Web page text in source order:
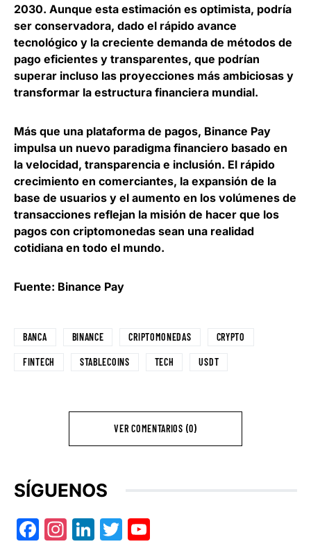
2030. Aunque esta estimación es optimista, podría
ser conservadora, dado el rápido avance
tecnológico y la creciente demanda de métodos de
pago eficientes y transparentes, que podrían
superar incluso las proyecciones más ambiciosas y
transformar la estructura financiera mundial.
Más que una plataforma de pagos, Binance Pay
impulsa un nuevo paradigma financiero basado en
la velocidad, transparencia e inclusión. El rápido
crecimiento en comerciantes, la expansión de la
base de usuarios y el aumento en los volúmenes de
transacciones reflejan la misión de hacer que los
pagos con criptomonedas sean una realidad
cotidiana en todo el mundo.
Fuente: Binance Pay
BANCA BINANCE CRIPTOMONEDAS CRYPTO
FINTECH STABLECOINS TECH USDT
VER COMENTARIOS (0)
SÍGUENOS
Facebook
Instagram
LinkedIn
Twitter